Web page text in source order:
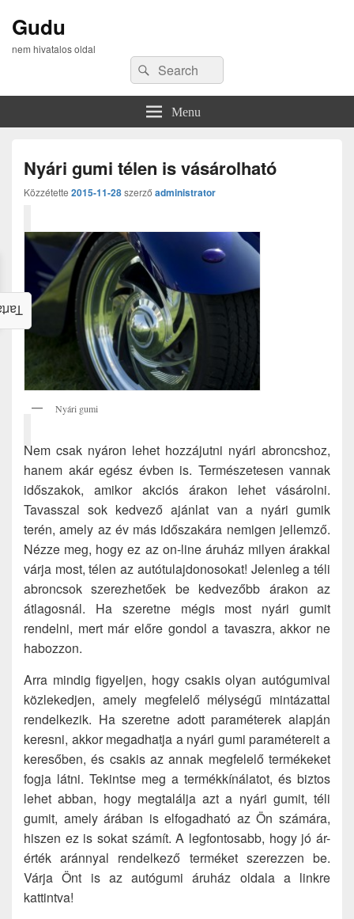
Gudu
nem hivatalos oldal
Search
for:
Search
Menu
Nyári gumi télen is vásárolható
Közzétette 2015-11-28szerző administrator
Nyári gumi
Nem csak nyáron lehet hozzájutni nyári abroncshoz,
hanem akár egész évben is. Természetesen vannak
időszakok, amikor akciós árakon lehet vásárolni.
Tavasszal sok kedvező ajánlat van a nyári gumik
terén, amely az év más időszakára nemigen jellemző.
Nézze meg, hogy ez az on-line áruház milyen árakkal
várja most, télen az autótulajdonosokat! Jelenleg a téli
abroncsok szerezhetőek be kedvezőbb árakon az
átlagosnál. Ha szeretne mégis most nyári gumit
rendelni, mert már előre gondol a tavaszra, akkor ne
habozzon.
Arra mindig figyeljen, hogy csakis olyan autógumival
közlekedjen, amely megfelelő mélységű mintázattal
rendelkezik. Ha szeretne adott paraméterek alapján
keresni, akkor megadhatja a nyári gumi paramétereit a
keresőben, és csakis az annak megfelelő termékeket
fogja látni. Tekintse meg a termékkínálatot, és biztos
lehet abban, hogy megtalálja azt a nyári gumit, téli
gumit, amely árában is elfogadható az Ön számára,
hiszen ez is sokat számít. A legfontosabb, hogy jó ár-
érték aránnyal rendelkező terméket szerezzen be.
Várja Önt is az autógumi áruház oldala a linkre
kattintva!